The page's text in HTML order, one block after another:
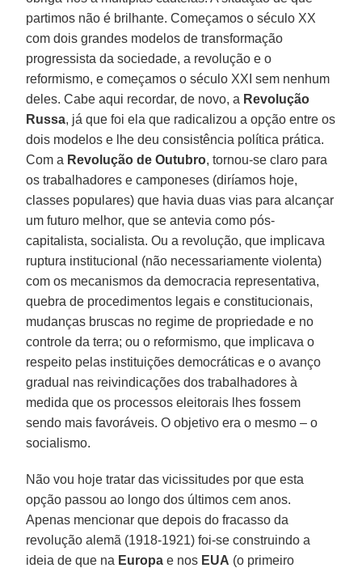
partimos não é brilhante. Começamos o século XX
com dois grandes modelos de transformação
progressista da sociedade, a revolução e o
reformismo, e começamos o século XXI sem nenhum
deles. Cabe aqui recordar, de novo, a Revolução
Russa, já que foi ela que radicalizou a opção entre os
dois modelos e lhe deu consistência política prática.
Com a Revolução de Outubro, tornou-se claro para
os trabalhadores e camponeses (diríamos hoje,
classes populares) que havia duas vias para alcançar
um futuro melhor, que se antevia como pós-
capitalista, socialista. Ou a revolução, que implicava
ruptura institucional (não necessariamente violenta)
com os mecanismos da democracia representativa,
quebra de procedimentos legais e constitucionais,
mudanças bruscas no regime de propriedade e no
controle da terra; ou o reformismo, que implicava o
respeito pelas instituições democráticas e o avanço
gradual nas reivindicações dos trabalhadores à
medida que os processos eleitorais lhes fossem
sendo mais favoráveis. O objetivo era o mesmo – o
socialismo.
Não vou hoje tratar das vicissitudes por que esta
opção passou ao longo dos últimos cem anos.
Apenas mencionar que depois do fracasso da
revolução alemã (1918-1921) foi-se construindo a
ideia de que na Europa e nos EUA (o primeiro